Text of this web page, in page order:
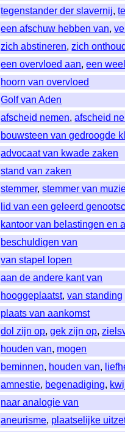
tegenstander der slavernij,
een afschuw hebben van,
zich abstineren,zich
een overvloed aan,een
hoorn van overvloed
Golf van Aden
afscheid nemen,afscheid
bouwsteen van gedroogde
advocaat van kwade zaken
stand van zaken
stemmer,stemmer van
lid van een geleerd
kantoor van belastingen en
beschuldigen van
van stapel lopen
aan de andere kant van
hooggeplaatst,van standing
plaats van aankomst
dol zijn op,gek zijn op,
houden van, mogen
beminnen, houden van,
amnestie, begenadiging,
naar analogie van
aneurisme, plaatselijke